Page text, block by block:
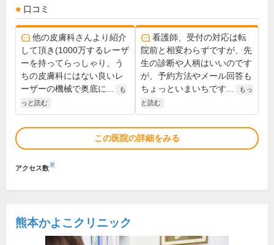
口コミ
他の皮膚科さんより紹介
して頂き(1000万するレーザ
ーを持ってらっしゃり、う
ちの皮膚科にはない良いレ
ーザーの機械で奥底に...
も
っと読む
看護師、受付の対応は転
院前と相変わらずですが、先
生の診断や人柄はいいのです
が、予約方法やメール回答も
ちょっといまいちです...
もっ
と読む
この医院の詳細をみる
アクセス数※
熊本かよこクリニック